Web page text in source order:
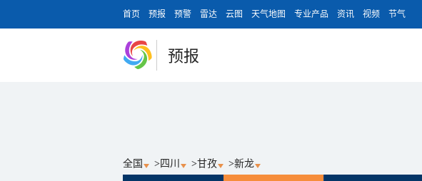
首页 预报 预警 雷达 云图 天气地图 专业产品 资讯 视频 节气
预报
全国 > 四川 >甘孜 >新龙